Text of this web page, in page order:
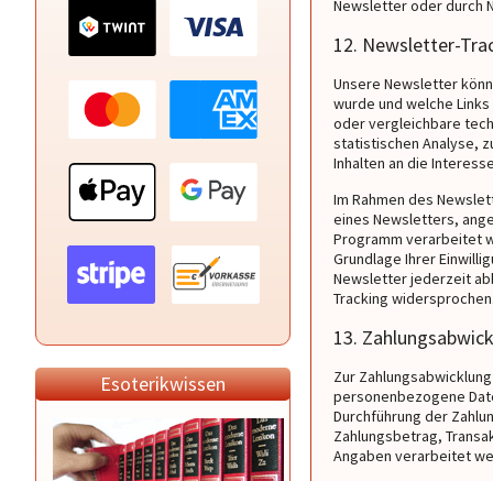
Esoterikwissen
Newsletter oder durch
12. Newsletter-
Unsere Newsletter
wurde und welche
oder vergleichbare
statistischen Analyse,
Inhalten an die
Im Rahmen des
eines Newsletters,
Programm verarbeitet
Grundlage Ihrer
Newsletter jederzeit
Tracking
13.
Zur
personenbezogene
Durchführung der
Zahlungsbetrag,
Angaben verarbeitet